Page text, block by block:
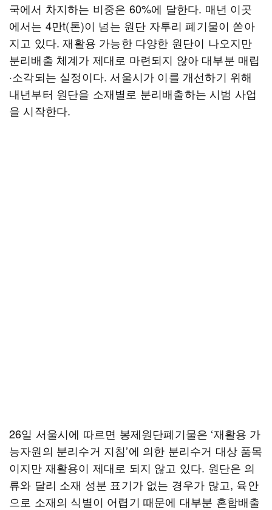
국에서 차지하는 비중은 60%에 달한다. 매년 이곳
에서는 4만t(톤)이 넘는 원단 자투리 폐기물이 쏟아
지고 있다. 재활용 가능한 다양한 원단이 나오지만
분리배출 체계가 제대로 마련되지 않아 대부분 매립
·소각되는 실정이다. 서울시가 이를 개선하기 위해
내년부터 원단을 소재별로 분리배출하는 시범 사업
을 시작한다.
26일 서울시에 따르면 봉제원단폐기물은 ‘재활용 가
능자원의 분리수거 지침’에 의한 분리수거 대상 품목
이지만 재활용이 제대로 되지 않고 있다. 원단은 의
류와 달리 소재 성분 표기가 없는 경우가 많고, 육안
으로 소재의 식별이 어렵기 때문에 대부분 혼합배출